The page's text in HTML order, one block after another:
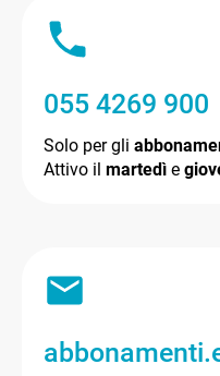
055 4269 900
Solo per gli
Attivo il martedì e